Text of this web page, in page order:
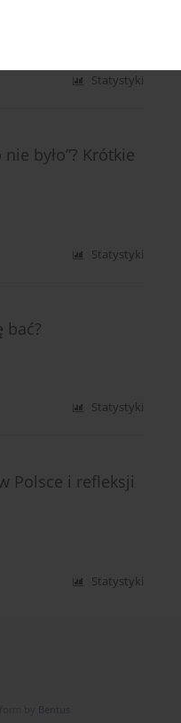
Statystyki
było”? Krótkie
Statystyki
bać?
Statystyki
Polsce i refleksji
Statystyki
Bentus